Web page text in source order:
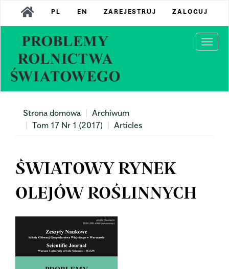
Main
Navigation
Content
Sidebar
PL EN ZAREJESTRUJ ZALOGUJ
Strona domowa
Archiwum
Tom 17 Nr 1 (2017)
Articles
ŚWIATOWY RYNEK
OLEJÓW ROŚLINNYCH
Article
Sidebar